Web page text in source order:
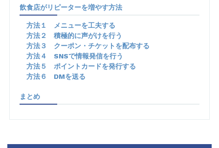
飲食店がリピーターを増やす方法
方法１ メニューを工夫する
方法２ 積極的に声がけを行う
方法３ クーポン・チケットを配布する
方法４ SNSで情報発信を行う
方法５ ポイントカードを発行する
方法６ DMを送る
まとめ